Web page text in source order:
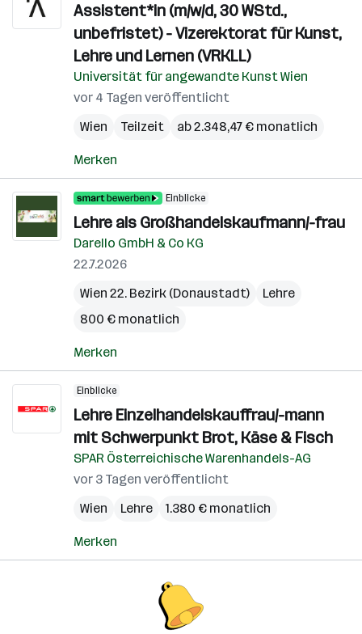
Assistent*in (m/w/d, 30 WStd.,
unbefristet) - Vizerektorat für Kunst,
Lehre und Lernen (VRKLL)
Universität für angewandte Kunst Wien
vor 4 Tagen veröffentlicht
Wien
Teilzeit ab 2.348,47 € monatlich
Merken
Einblicke
Lehre als Großhandelskaufmann/-frau
Darello GmbH & Co KG
22.7.2026
Wien 22. Bezirk (Donaustadt)
Lehre
800 € monatlich
Merken
Einblicke
Lehre Einzelhandelskauffrau/-mann
mit Schwerpunkt Brot, Käse & Fisch
SPAR Österreichische Warenhandels-AG
vor 3 Tagen veröffentlicht
Wien
Lehre 1.380 € monatlich
Merken